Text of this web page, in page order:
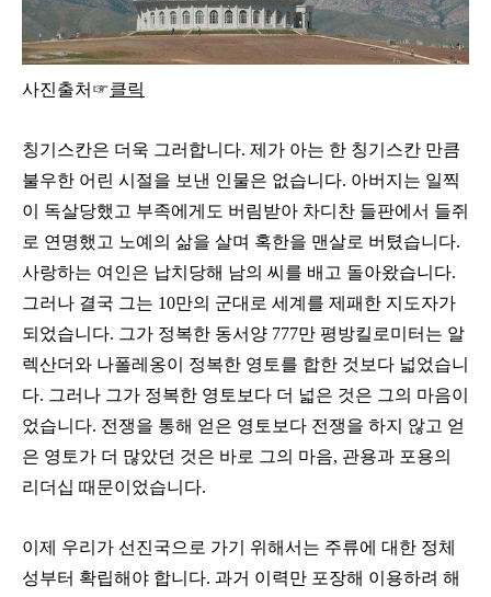
사진출처☞클릭
칭기스칸은 더욱 그러합니다. 제가 아는 한 칭기스칸 만큼
불우한 어린 시절을 보낸 인물은 없습니다. 아버지는 일찍
이 독살당했고 부족에게도 버림받아 차디찬 들판에서 들쥐
로 연명했고 노예의 삶을 살며 혹한을 맨살로 버텼습니다.
사랑하는 여인은 납치당해 남의 씨를 배고 돌아왔습니다.
그러나 결국 그는 10만의 군대로 세계를 제패한 지도자가
되었습니다. 그가 정복한 동서양 777만 평방킬로미터는 알
렉산더와 나폴레옹이 정복한 영토를 합한 것보다 넓었습니
다. 그러나 그가 정복한 영토보다 더 넓은 것은 그의 마음이
었습니다. 전쟁을 통해 얻은 영토보다 전쟁을 하지 않고 얻
은 영토가 더 많았던 것은 바로 그의 마음, 관용과 포용의
리더십 때문이었습니다.
이제 우리가 선진국으로 가기 위해서는 주류에 대한 정체
성부터 확립해야 합니다. 과거 이력만 포장해 이용하려 해